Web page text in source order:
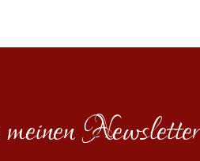
Newsletter